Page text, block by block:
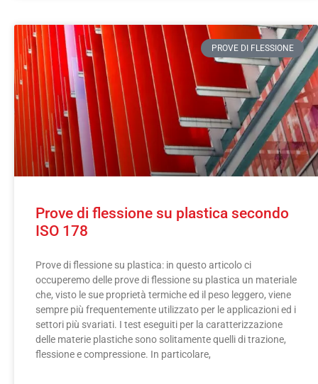
PROVE DI FLESSIONE
Prove di flessione su plastica secondo
ISO 178
Prove di flessione su plastica: in questo articolo ci
occuperemo delle prove di flessione su plastica un materiale
che, visto le sue proprietà termiche ed il peso leggero, viene
sempre più frequentemente utilizzato per le applicazioni ed i
settori più svariati. I test eseguiti per la caratterizzazione
delle materie plastiche sono solitamente quelli di trazione,
flessione e compressione. In particolare,